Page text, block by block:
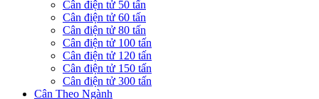
Cân điện tử 50 tấn
Cân điện tử 60 tấn
Cân điện tử 80 tấn
Cân điện tử 100 tấn
Cân điện tử 120 tấn
Cân điện tử 150 tấn
Cân điện tử 300 tấn
Cân Theo Ngành